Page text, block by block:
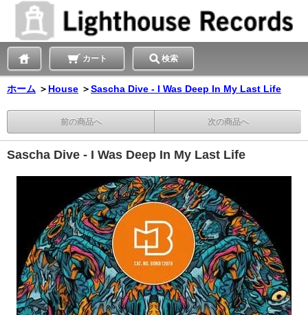
カート 検索
ホーム ＞ House ＞Sascha Dive - I Was Deep In My Last Life
前の商品へ 次の商品へ
Sascha Dive - I Was Deep In My Last Life